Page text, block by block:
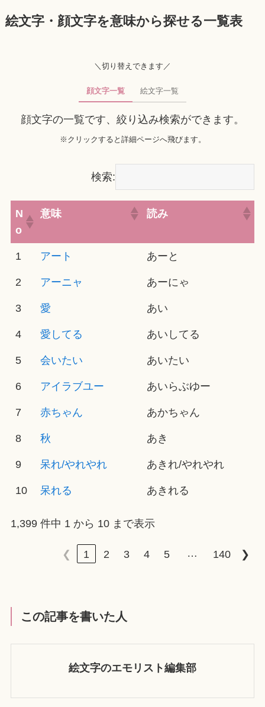
絵文字・顔文字を意味から探せる一覧表
＼切り替えできます／
顔文字一覧 絵文字一覧
顔文字の一覧です、絞り込み検索ができます。
※クリックすると詳細ページへ飛びます。
検索:
N
o
意味 読み
1 アート あーと
2 アーニャ あーにゃ
3 愛 あい
4 愛してる あいしてる
5 会いたい あいたい
6 アイラブユー あいらぶゆー
7 赤ちゃん あかちゃん
8 秋 あき
9 呆れ/やれやれ あきれ/やれやれ
10 呆れる あきれる
1,399 件中 1 から 10 まで表示
❮ 1 2 3 4 5 … 140 ❯
この記事を書いた人
絵文字のエモリスト編集部